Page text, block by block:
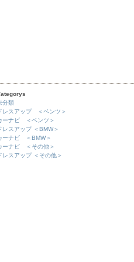
分類
レスアップ ＜ベンツ＞
ーナビ ＜ベンツ＞
レスアップ ＜BMW＞
ーナビ ＜BMW＞
ーナビ ＜その他＞
レスアップ ＜その他＞